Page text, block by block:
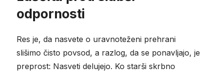
odpornosti
Res je, da nasvete o uravnoteženi prehrani
slišimo čisto povsod, a razlog, da se ponavljajo, je
preprost: Nasveti delujejo. Ko starši skrbno